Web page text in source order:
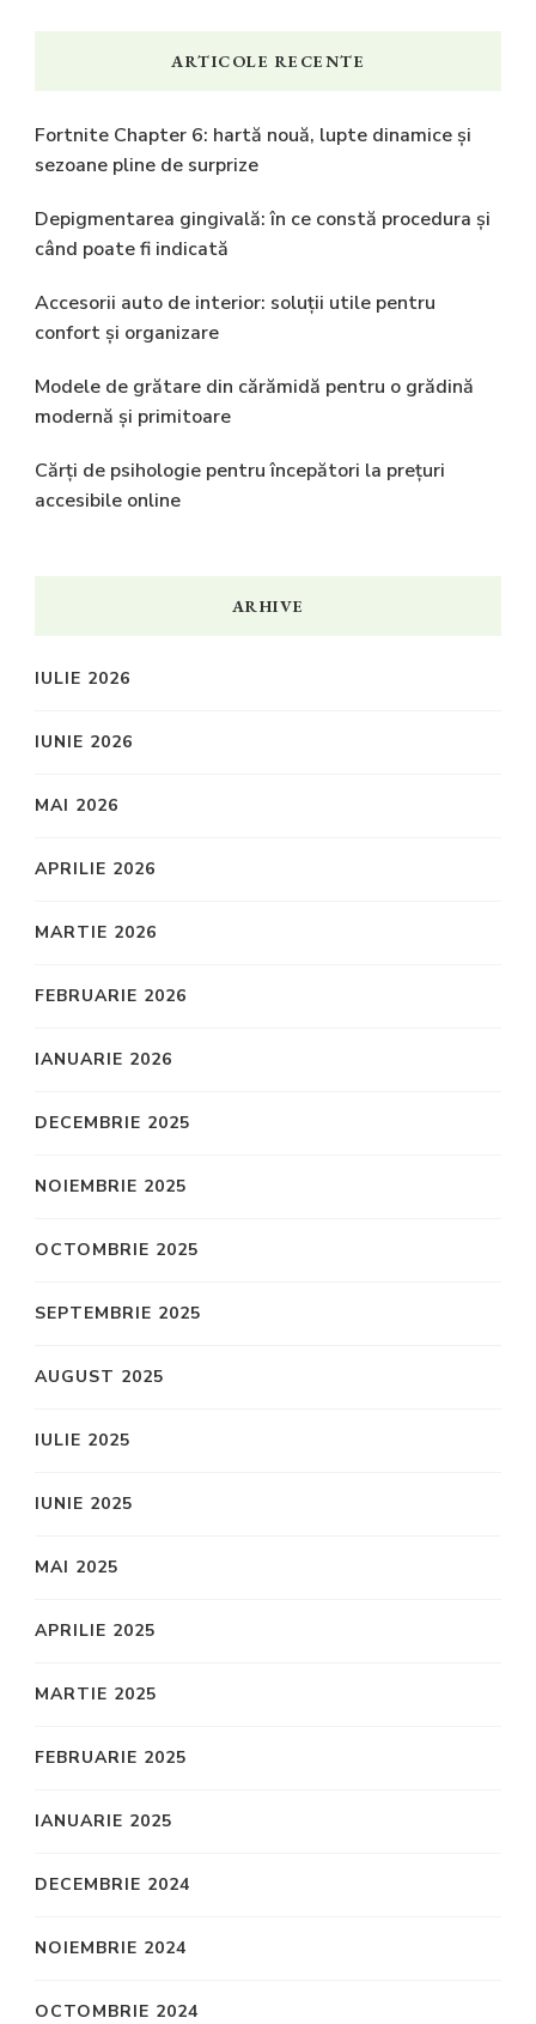
ARTICOLE RECENTE
Fortnite Chapter 6: hartă nouă, lupte dinamice și
sezoane pline de surprize
Depigmentarea gingivală: în ce constă procedura și
când poate fi indicată
Accesorii auto de interior: soluții utile pentru
confort și organizare
Modele de grătare din cărămidă pentru o grădină
modernă și primitoare
Cărți de psihologie pentru începători la prețuri
accesibile online
ARHIVE
IULIE 2026
IUNIE 2026
MAI 2026
APRILIE 2026
MARTIE 2026
FEBRUARIE 2026
IANUARIE 2026
DECEMBRIE 2025
NOIEMBRIE 2025
OCTOMBRIE 2025
SEPTEMBRIE 2025
AUGUST 2025
IULIE 2025
IUNIE 2025
MAI 2025
APRILIE 2025
MARTIE 2025
FEBRUARIE 2025
IANUARIE 2025
DECEMBRIE 2024
NOIEMBRIE 2024
OCTOMBRIE 2024